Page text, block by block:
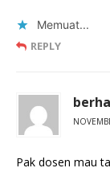
Memuat...
REPLY
Pak dosen mau